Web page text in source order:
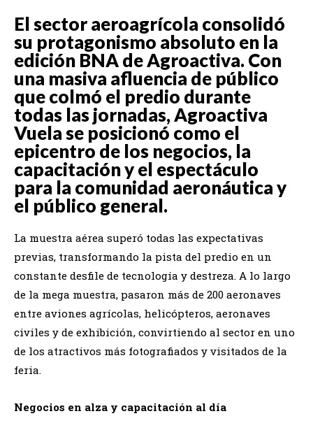
El sector aeroagrícola consolidó
su protagonismo absoluto en la
edición BNA de Agroactiva. Con
una masiva afluencia de público
que colmó el predio durante
todas las jornadas, Agroactiva
Vuela se posicionó como el
epicentro de los negocios, la
capacitación y el espectáculo
para la comunidad aeronáutica y
el público general.
La muestra aérea superó todas las expectativas
previas, transformando la pista del predio en un
constante desfile de tecnología y destreza. A lo largo
de la mega muestra, pasaron más de 200 aeronaves
entre aviones agrícolas, helicópteros, aeronaves
civiles y de exhibición, convirtiendo al sector en uno
de los atractivos más fotografiados y visitados de la
feria.
​Negocios en alza y capacitación al día